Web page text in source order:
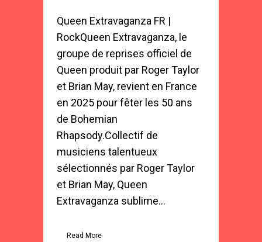
Queen Extravaganza FR |
RockQueen Extravaganza, le
groupe de reprises officiel de
Queen produit par Roger Taylor
et Brian May, revient en France
en 2025 pour fêter les 50 ans
de Bohemian
Rhapsody.Collectif de
musiciens talentueux
sélectionnés par Roger Taylor
et Brian May, Queen
Extravaganza sublime...
Read More